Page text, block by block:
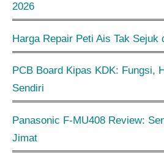
2026
Harga Repair Peti Ais Tak Sejuk
PCB Board Kipas KDK: Fungsi,
Sendiri
Panasonic F-MU408 Review:
Jimat